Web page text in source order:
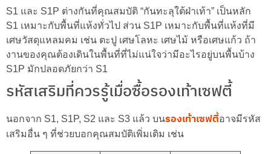
S1 และ S1P ต่างกันที่คุณสมบัติ “กันทะลุใต้ฝ่าเท้า” เป็นหลัก
S1 เหมาะกับพื้นที่แห้งทั่วไป ส่วน S1P เหมาะกับพื้นที่แห้งที่มี
เศษวัสดุแหลมคม เช่น ตะปู เศษโลหะ เศษไม้ หรือเศษแก้ว ถ้า
งานของคุณต้องเดินในพื้นที่ที่ไม่แน่ใจว่ามีอะไรอยู่บนพื้นบ้าง
S1P มักปลอดภัยกว่า S1
รหัสเสริมที่ควรรู้เมื่อซื้อรองเท้าเซฟตี้
นอกจาก S1, S1P, S2 และ S3 แล้ว บนรองเท้าเซฟตี้อาจมีรหัส
เสริมอื่น ๆ ที่ช่วยบอกคุณสมบัติเพิ่มเติม เช่น